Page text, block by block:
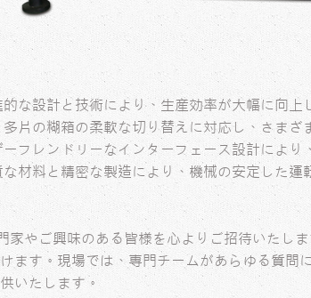
的な設計と技術により、生産効率が大幅に向上
多片の糊箱の柔軟な切り替えに対応し、さまざ
ーフレンドリーなインターフェース設計により
な材料と精密な製造により、機械の安定した運
家やご興味のある皆様を心よりご招待いたし
ます。現場では、専門チームがあらゆる質問
いたします。